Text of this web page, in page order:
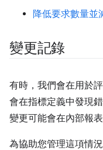
降低要求數量並
變更記錄
有時，我們會在用於
會在指標定義中發現
變更可能會在內部報
為協助您管理這項情